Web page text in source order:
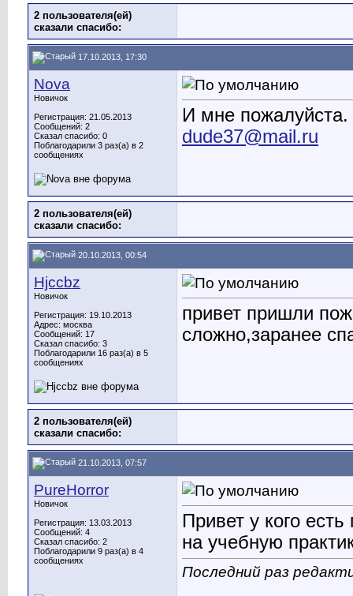
2 пользователя(ей)
сказали cпасибо:
17.10.2013, 17:30
Nova
Новичок
Регистрация: 21.05.2013
Сообщений: 2
Сказал спасибо: 0
Поблагодарили 3 раз(а) в 2
сообщениях
И мне пожалуйста.
dude37@mail.ru
2 пользователя(ей)
сказали cпасибо:
20.10.2013, 00:54
Hjccbz
Новичок
Регистрация: 19.10.2013
Адрес: москва
Сообщений: 17
Сказал спасибо: 3
Поблагодарили 16 раз(а) в 5
сообщениях
привет пришли
сложно,заранее
2 пользователя(ей)
сказали cпасибо:
21.10.2013, 07:57
PureHorror
Новичок
Регистрация: 13.03.2013
Сообщений: 4
Сказал спасибо: 2
Поблагодарили 9 раз(а) в 4
сообщениях
Привет у кого
на учебную
Последний раз